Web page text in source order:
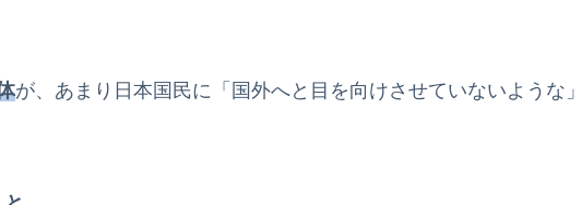
が、あまり日本国民に「国外へと目を向けさせていないような」